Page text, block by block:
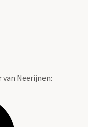
Neerijnen: